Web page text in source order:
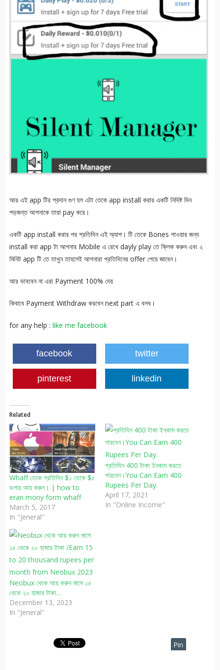
আর এই app টির প্রদান গুণ হল এটা তেকে app install করার একটি নিদিষ্ট দিন
পড়জন্ত আপনাকে তারা pay করে।
একটি app install করার পর প্রতিদিন এই অ্যাপ। টি তেকে Bones পাওয়ার জন্য
install করা app টা আপনার Mobile এ রেখে dayly play তে ক্লিক করুন এবং ২
মিনিট app টি তে তাখুন তাহলেই আপনারা প্রতিদিনের offer পেয়ে জাবেন।
আর ভাববেন না এরা Payment 100% দেয়
কিবাবে Payment Withdraw করবেন next part এ বলব।
for any help : like me facebook
facebook twitter
pinterest linkedin
Related
Whaff তেকে প্রতিদিন $১ তেকে $৫
ডলার আয় করুন। | how to
eran mony form whaff
March 5, 2017
In "Jeneral"
প্রতিদিন 400 টাকা ইনকাম করতে
পারবেন।You Can Earn 400
Rupees Per Day.
April 17, 2021
In "Online Income"
Neobux থেকে আয় করুন মাসে ১৫
থেকে ২০ হাজার টাকা…
December 13, 2023
In "Jeneral"
Pin